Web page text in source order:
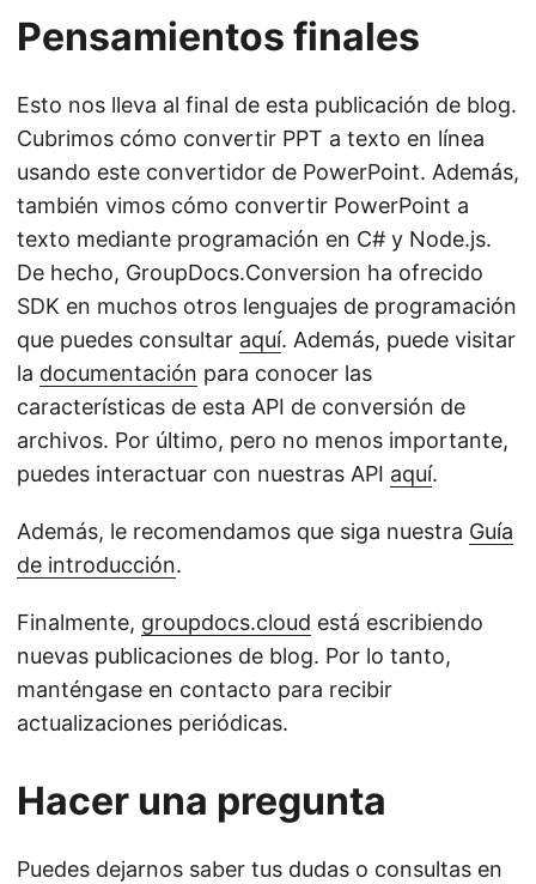
Pensamientos finales
Esto nos lleva al final de esta publicación de blog.
Cubrimos cómo convertir PPT a texto en línea
usando este convertidor de PowerPoint. Además,
también vimos cómo convertir PowerPoint a
texto mediante programación en C# y Node.js.
De hecho, GroupDocs.Conversion ha ofrecido
SDK en muchos otros lenguajes de programación
que puedes consultar aquí. Además, puede visitar
la documentación para conocer las
características de esta API de conversión de
archivos. Por último, pero no menos importante,
puedes interactuar con nuestras API aquí.
Además, le recomendamos que siga nuestra Guía
de introducción.
Finalmente, groupdocs.cloud está escribiendo
nuevas publicaciones de blog. Por lo tanto,
manténgase en contacto para recibir
actualizaciones periódicas.
Hacer una pregunta
Puedes dejarnos saber tus dudas o consultas en